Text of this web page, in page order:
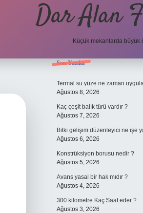
Dar Alan
Küçük mekanlarda büyük
Sidebar
Son Yazılar
Termal su yüze ne zaman
Ağustos 8, 2026
Kaç çeşit balık türü vardır ?
Ağustos 7, 2026
Bitki gelişim düzenleyici ne işe
Ağustos 6, 2026
Konstrüksiyon borusu nedir ?
Ağustos 5, 2026
Avans yasal bir hak mıdır ?
Ağustos 4, 2026
300 kilometre Kaç Saat eder ?
Ağustos 3, 2026